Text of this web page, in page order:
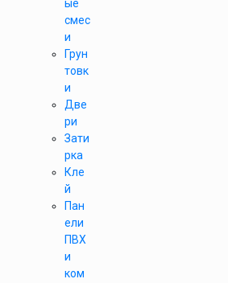
ые
смес
и
Грун
товк
и
Две
ри
Зати
рка
Кле
й
Пан
ели
ПВХ
и
ком